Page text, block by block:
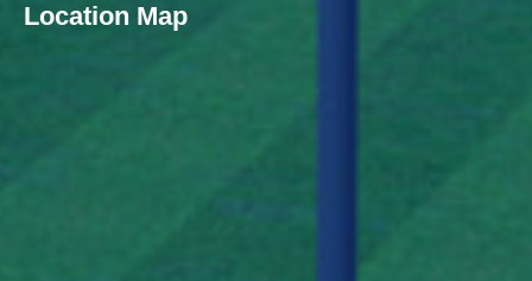
Location Map